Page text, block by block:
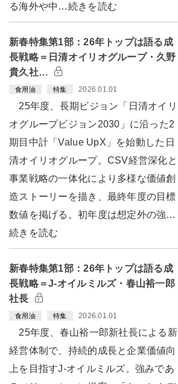
る海外や中…続きを読む
新春特集第1部：26年トップは語る成
長戦略＝日清オイリオグループ・久野
貴久社…
食用油 特集 2026.01.01
25年度、長期ビジョン「日清オイリ
オグループビジョン2030」に沿った2
期目中計「Value UpX」を始動した日
清オイリオグループ。CSV経営深化と
事業戦略の一体化により多様な価値創
造ストーリーを描き、最終年度の目標
数値を掲げる。初年度は想定外の強…
続きを読む
新春特集第1部：26年トップは語る成
長戦略＝J-オイルミルズ・春山裕一郎
社長
食用油 特集 2026.01.01
25年度、春山裕一郎新社長による新
経営体制で、持続的成長と企業価値向
上を目指すJ-オイルミルズ。強みであ